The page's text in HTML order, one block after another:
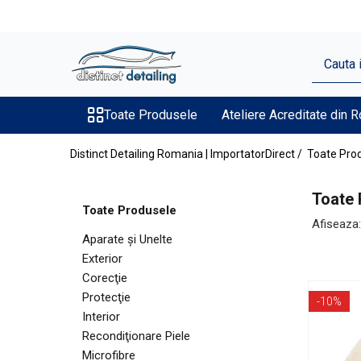
Toate Produsele
Unelte Tornador®
Piese de Schimb Tornador®
Maşini de Polishat
Lămpi Inspecţie şi Lucru
Pre-Spălare şi Spălare
Decontaminare
Jante şi Anvelope
Compartiment Motor
Toate Produsele Ateliere Acreditate din
Distinct Detailing Romania | ImportatorDirect / Toate
Toate
Toate Produsele
Aparate şi Unelte
Exterior
Corecţie
Protecţie
Interior
Recondiţionare Piele
Microfibre
Afiseaza:
-10%